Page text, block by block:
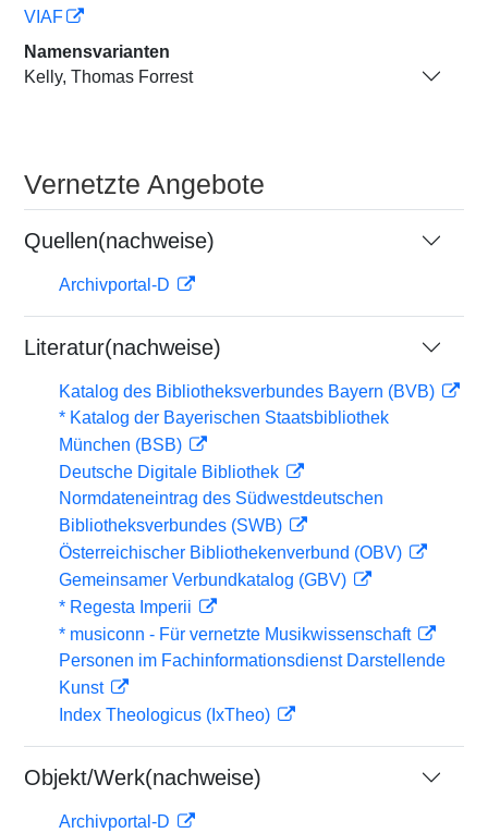
VIAF
Namensvarianten
Kelly, Thomas Forrest
Vernetzte Angebote
Quellen(nachweise)
Archivportal-D
Literatur(nachweise)
Katalog des Bibliotheksverbundes Bayern (BVB)
* Katalog der Bayerischen Staatsbibliothek
München (BSB)
Deutsche Digitale Bibliothek
Normdateneintrag des Südwestdeutschen
Bibliotheksverbundes (SWB)
Österreichischer Bibliothekenverbund (OBV)
Gemeinsamer Verbundkatalog (GBV)
* Regesta Imperii
* musiconn - Für vernetzte Musikwissenschaft
Personen im Fachinformationsdienst Darstellende
Kunst
Index Theologicus (IxTheo)
Objekt/Werk(nachweise)
Archivportal-D